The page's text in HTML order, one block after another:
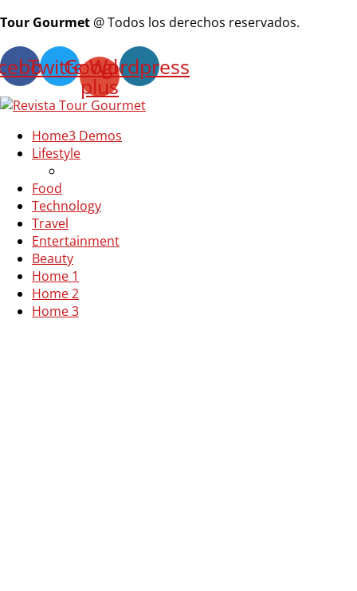
Tour Gourmet @ Todos los derechos reservados.
TwitterGoogle-
plus
Wordpress
Home3 Demos
Lifestyle
Food
Technology
Travel
Entertainment
Beauty
Home 1
Home 2
Home 3